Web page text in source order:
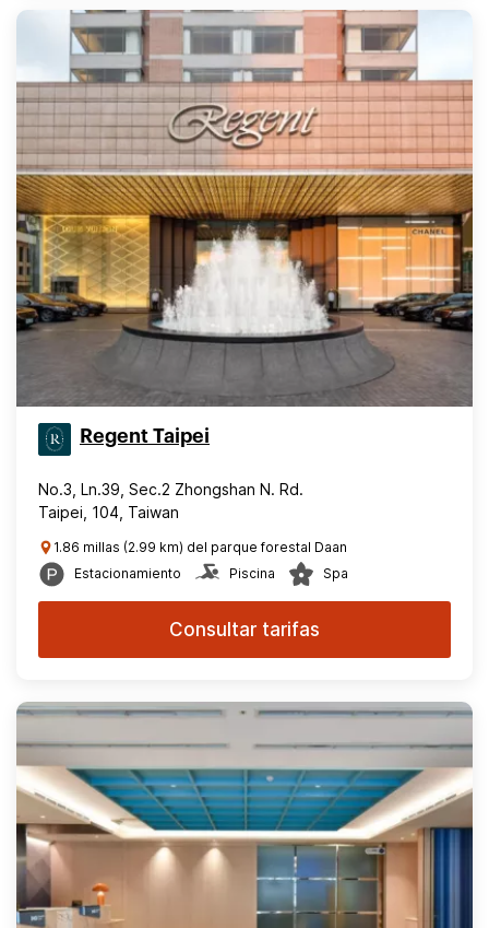
Regent Taipei
No.3, Ln.39, Sec.2 Zhongshan N. Rd.
Taipei, 104, Taiwan
1.86 millas (2.99 km) del parque forestal Daan
Estacionamiento
Piscina Spa
Consultar tarifas